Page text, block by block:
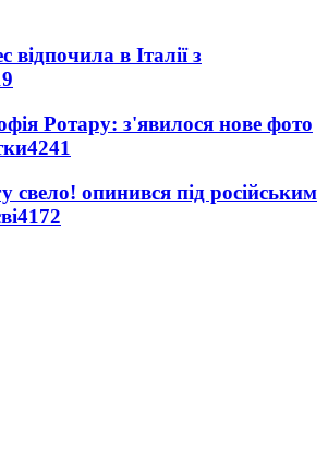
в Італії з
Ротару: з'явилося нове фото
4241
свело! опинився під російським
4172